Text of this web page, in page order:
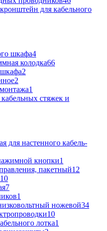
для кабельного
шкафа4
колодка66
2
2
1
стяжек и
для настенного кабель-
кнопки1
пакетный12
10
7
1
ножевой34
10
лотка1